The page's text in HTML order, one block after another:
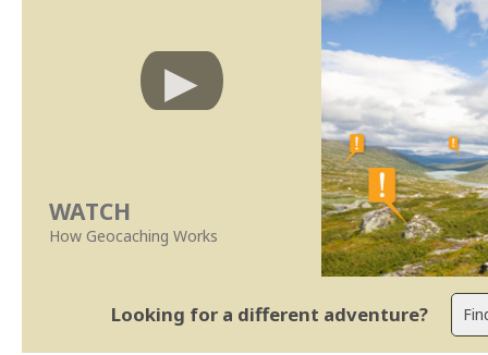
WATCH
How Geocaching Works
Looking for a different adventure?